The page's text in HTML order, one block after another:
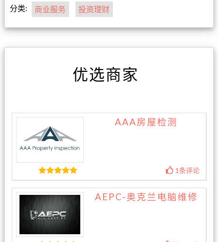
分类: 商业服务 投资理财
优选商家
AAA房屋检测
1条评论
AEPC-奥克兰电脑维修